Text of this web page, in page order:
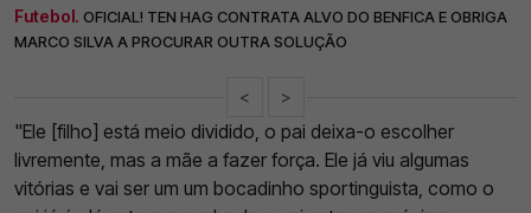
Futebol. OFICIAL! TEN HAG CONTRATA ALVO DO BENFICA E OBRIGA
MARCO SILVA A PROCURAR OUTRA SOLUÇÃO
< >
"Ele [filho] está meio dividido, o pai deixa-o escolher
livremente, mas a mãe a fazer força. Ele já viu algumas
vitórias e vai ser um um bocadinho sportinguista, como o